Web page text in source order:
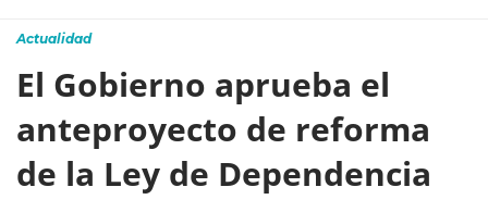
Actualidad
El Gobierno aprueba el
anteproyecto de reforma
de la Ley de Dependencia